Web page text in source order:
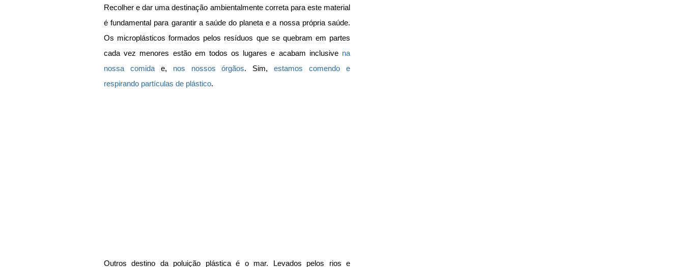
Recolher e dar uma destinação ambientalmente correta para este material
é fundamental para garantir a saúde do planeta e a nossa própria saúde.
Os microplásticos formados pelos resíduos que se quebram em partes
cada vez menores estão em todos os lugares e acabam inclusive na
nossa comida e, nos nossos órgãos. Sim, estamos comendo e
respirando partículas de plástico.
Outros destino da poluição plástica é o mar. Levados pelos rios e